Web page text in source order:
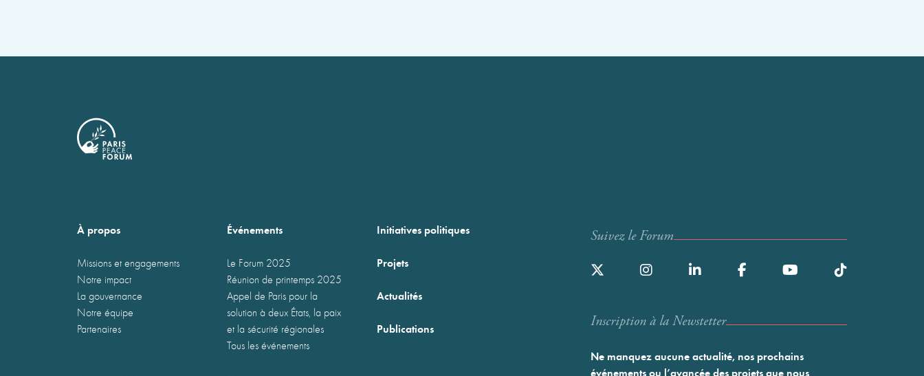
À propos
Missions et engagements
Notre impact
La gouvernance
Notre équipe
Partenaires
Événements
Le Forum 2025
Réunion de printemps 2025
Appel de Paris pour la
solution à deux États, la paix
et la sécurité régionales
Tous les événements
Initiatives politiques
Projets
Actualités
Publications
Suivez le Forum
Inscription à la Newstetter
Ne manquez aucune actualité, nos prochains
événements ou l’avancée des projets que nous